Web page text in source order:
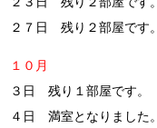
２７日 残り２部屋です。
１０月
３日 残り１部屋です。
４日 満室となりました。